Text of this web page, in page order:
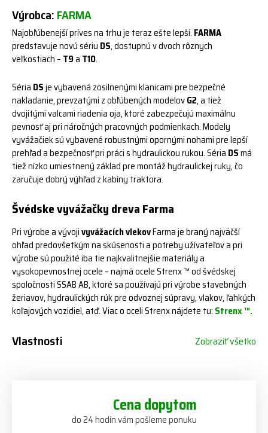
Výrobca:FARMA
Najobľúbenejší príves na trhu je teraz ešte lepší. FARMA
predstavuje novú sériu DS, dostupnú v dvoch rôznych
veľkostiach – T9a T10.
Séria DSje vybavená zosilnenými klanicami pre bezpečné
nakladanie, prevzatými z obľúbených modelovG2, a tiež
dvojitými valcami riadenia oja, ktoré zabezpečujú maximálnu
pevnosť aj pri náročných pracovných podmienkach. Modely
vyvážačiek sú vybavené robustnými opornými nohami pre lepší
prehľad a bezpečnosť pri práci s hydraulickou rukou. Séria DSmá
tiež nízko umiestnený základ pre montáž hydraulickej ruky, čo
zaručuje dobrý výhľad z kabíny traktora.
Švédske vyvážačky dreva Farma
Pri výrobe a vývojivyvážacích vlekovFarma je braný najväčší
ohľad predovšetkým na skúsenosti a potreby užívateľov a pri
výrobe sú použité iba tie najkvalitnejšie materiály a
vysokopevnostnej ocele – najmä ocele Strenx ™ od švédskej
spoločnosti SSAB AB, ktoré sa používajú pri výrobe stavebných
žeriavov, hydraulických rúk pre odvoznej súpravy, vlakov, ľahkých
koľajových vozidiel, atď. Viac o oceli Strenx nájdete tu: Strenx ™.
Vlastnosti Zobraziť všetko
Cena dopytom
do 24 hodín vám pošleme ponuku